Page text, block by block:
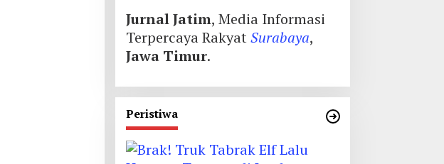
Jurnal Jatim, Media Informasi
Terpercaya RakyatSurabaya,
Jawa Timur.
Peristiwa